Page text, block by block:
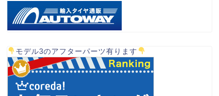
モデル3のアフターパーツ有ります